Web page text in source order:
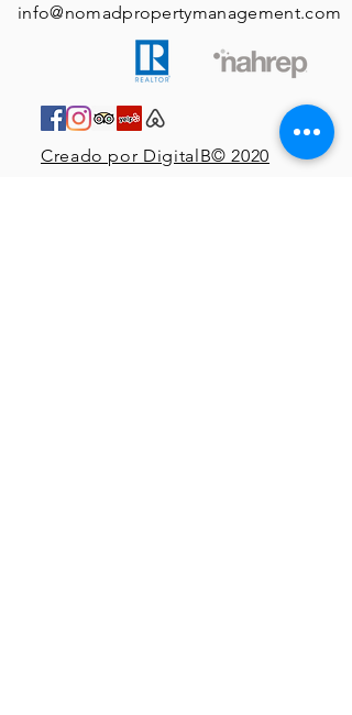
info@nomadpropertymanagement.com
Creado por DigitalB© 2020